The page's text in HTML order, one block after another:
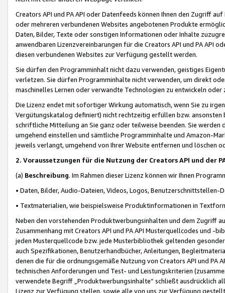
Creators API und PA API oder Datenfeeds können Ihnen den Zugriff
oder mehreren verbundenen Websites angebotenen Produkte
Daten, Bilder, Texte oder sonstigen Informationen oder Inhalte
anwendbaren Lizenzvereinbarungen für die Creators API und PA API
diesen verbundenen Websites zur Verfügung gestellt werden.
Sie dürfen den Programminhalt nicht dazu verwenden, geistiges
verletzen. Sie dürfen Programminhalte nicht verwenden, um direkt
maschinelles Lernen oder verwandte Technologien zu entwickeln
Die Lizenz endet mit sofortiger Wirkung automatisch, wenn Sie zu
Vergütungskatalog definiert) nicht rechtzeitig erfüllen bzw. ansonsten
schriftliche Mitteilung an Sie ganz oder teilweise beenden. Sie werden
umgehend einstellen und sämtliche Programminhalte und Amazon-
jeweils verlangt, umgehend von Ihrer Website entfernen und löschen
2. Voraussetzungen für die Nutzung der Creators API und der
(a) Beschreibung. Im Rahmen dieser Lizenz können wir Ihnen
• Daten, Bilder, Audio-Dateien, Videos, Logos, Benutzerschnittstellen-
• Textmaterialien, wie beispielsweise Produktinformationen in
Neben den vorstehenden Produktwerbungsinhalten und dem Zugriff
Zusammenhang mit Creators API und PA API Musterquellcodes und
jeden Musterquellcode bzw. jede Musterbibliothek geltenden
auch Spezifikationen, Benutzerhandbücher, Anleitungen,
denen die für die ordnungsgemäße Nutzung von Creators API und PA
technischen Anforderungen und Test- und Leistungskriterien
verwendete Begriff „Produktwerbungsinhalte“ schließt ausdrücklich
Lizenz zur Verfügung stellen, sowie alle von uns zur Verfügung